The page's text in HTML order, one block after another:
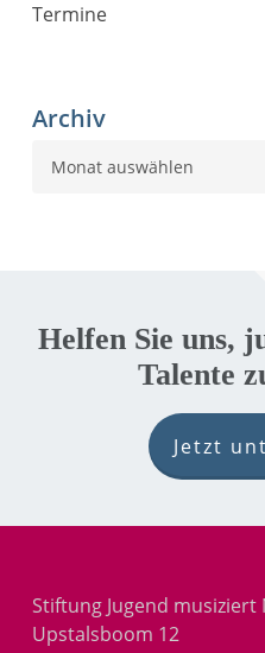
Termine
Archiv
Helfen Sie uns,
Talente
Jetzt
Stiftung Jugend musiziert
Upstalsboom 12